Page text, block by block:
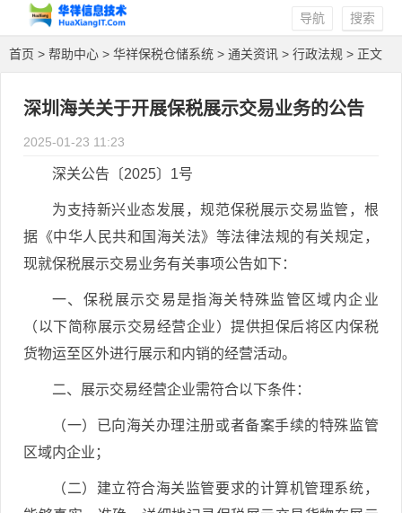
搜索
导航
首页 > 帮助中心 > 华祥保税仓储系统 > 通关资讯 > 行政法规 > 正文
深圳海关关于开展保税展示交易业务的公告
2025-01-23 11:23
深关公告〔2025〕1号
为支持新兴业态发展，规范保税展示交易监管，根
据《中华人民共和国海关法》等法律法规的有关规定，
现就保税展示交易业务有关事项公告如下：
一、保税展示交易是指海关特殊监管区域内企业
（以下简称展示交易经营企业）提供担保后将区内保税
货物运至区外进行展示和内销的经营活动。
二、展示交易经营企业需符合以下条件：
（一）已向海关办理注册或者备案手续的特殊监管
区域内企业；
（二）建立符合海关监管要求的计算机管理系统，